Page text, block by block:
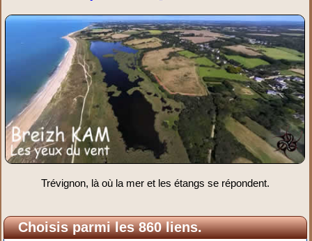
Trévignon, là où la mer et les étangs se répondent.
Choisis parmi les 860 liens.